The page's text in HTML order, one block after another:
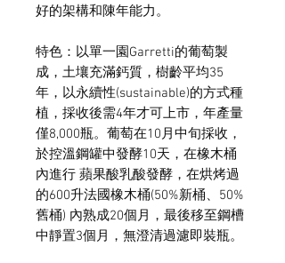
好的架構和陳年能力。
特色：以單一園Garretti的葡萄製
成，土壤充滿鈣質，樹齡平均35
年，以永續性(sustainable)的方式種
植，採收後需4年才可上市，年產量
僅8,000瓶。葡萄在10月中旬採收，
於控溫鋼罐中發酵10天，在橡木桶
內進行 蘋果酸乳酸發酵，在烘烤過
的600升法國橡木桶(50%新桶、50%
舊桶) 內熟成20個月，最後移至鋼槽
中靜置3個月，無澄清過濾即裝瓶。